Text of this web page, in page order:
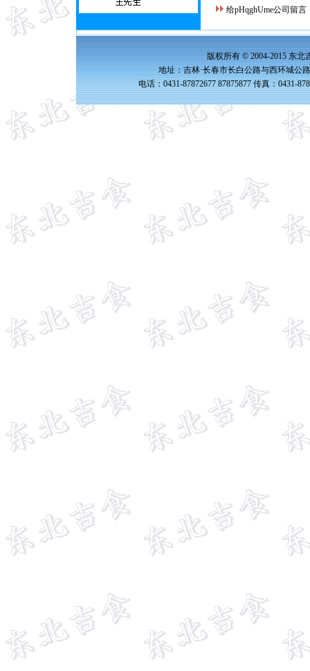
给pHqghUme公司留言
版权所有 © 2004-2015 东北
地址：吉林·长春市长白公路与西环城公
电话：0431-87872677 87875877 传真：0431-